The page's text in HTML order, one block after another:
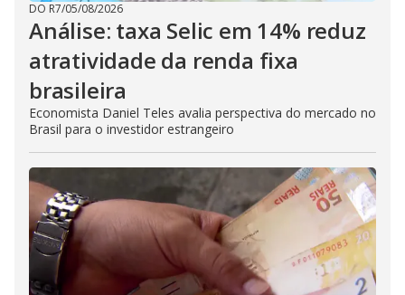
DO R7/05/08/2026
Análise: taxa Selic em 14% reduz
atratividade da renda fixa
brasileira
Economista Daniel Teles avalia perspectiva do mercado no
Brasil para o investidor estrangeiro